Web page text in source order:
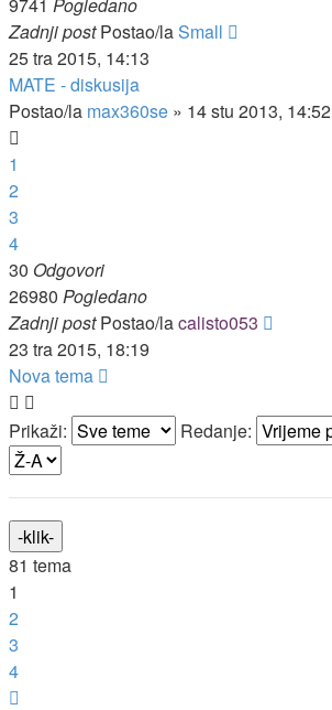
Zadnji postPostao/laSmall
25 tra 2015, 14:13
MATE - diskusija
Postao/la max360se » 14 stu 2013, 14:52
1
2
3
4
30 Odgovori
26980 Pogledano
Zadnji postPostao/lacalisto053
23 tra 2015, 18:19
Nova tema
Prikaži: Redanje:
81 tema
1
2
3
4